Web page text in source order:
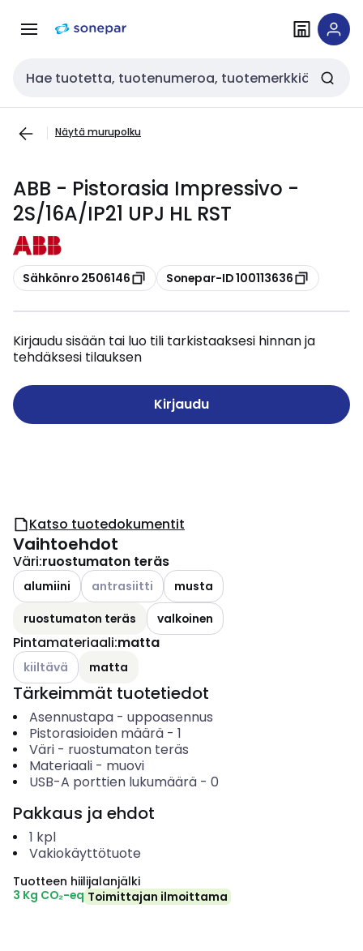
navigointiinsisältöön
Haku
Näytä murupolku
ABB - Pistorasia Impressivo -
2S/16A/IP21 UPJ HL RST
Kopioi
Sähkönro 2506146 Kopioi
Sonepar-ID 100113636
Kirjaudu sisään tai luo tili tarkistaaksesi hinnan ja
tehdäksesi tilauksen
Kirjaudu
Katso tuotedokumentit
Vaihtoehdot
Väri:ruostumaton teräs
alumiini Katso käytettävissä olevat vaihtoehdot
antrasiitti
musta
ruostumaton teräs
valkoinen
Pintamateriaali:matta
Katso käytettävissä olevat vaihtoehdot
kiiltävä matta
Tärkeimmät tuotetiedot
Asennustapa- uppoasennus
Pistorasioiden määrä- 1
Väri- ruostumaton teräs
Materiaali- muovi
USB-A porttien lukumäärä- 0
Pakkaus ja ehdot
1 kpl
Vakiokäyttötuote
Tuotteen hiilijalanjälki
3 Kg CO₂-eq Toimittajan ilmoittama